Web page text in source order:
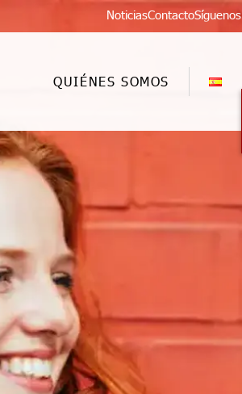
NoticiasContactoSíguenos
QUIÉNES SOMOS